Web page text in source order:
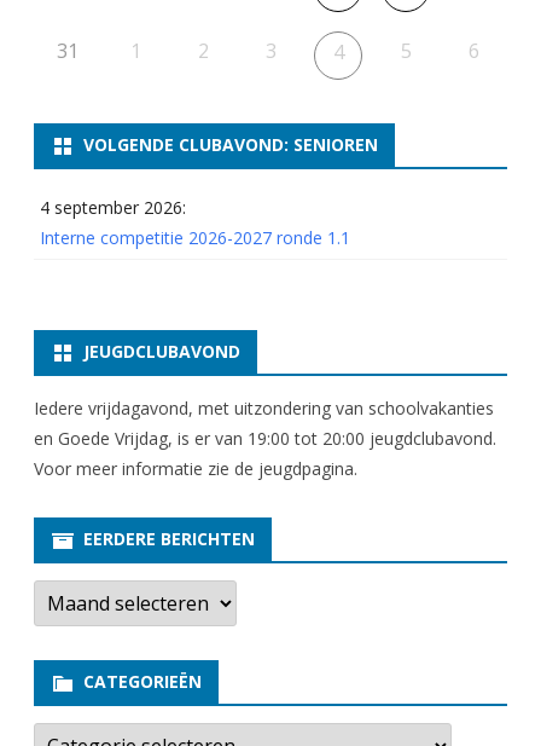
31 1 2 3 4 5 6
VOLGENDE CLUBAVOND: SENIOREN
4 september 2026:
Interne competitie 2026-2027 ronde 1.1
JEUGDCLUBAVOND
Iedere vrijdagavond, met uitzondering van schoolvakanties
en Goede Vrijdag, is er van 19:00 tot 20:00 jeugdclubavond.
Voor meer informatie zie de jeugdpagina.
EERDERE BERICHTEN
E
r
e
e
b
CATEGORIEËN
C